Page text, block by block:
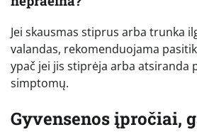
Jei skausmas stiprus arba trunka
valandas, rekomenduojama
ypač jei jis stiprėja arba atsiranda
simptomų.
Gyvensenos įpročiai,